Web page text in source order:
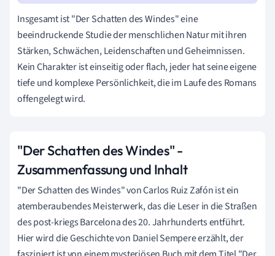
Insgesamt ist "Der Schatten des Windes" eine
beeindruckende Studie der menschlichen Natur mit ihren
Stärken, Schwächen, Leidenschaften und Geheimnissen.
Kein Charakter ist einseitig oder flach, jeder hat seine eigene
tiefe und komplexe Persönlichkeit, die im Laufe des Romans
offengelegt wird.
"Der Schatten des Windes" -
Zusammenfassung und Inhalt
"Der Schatten des Windes" von Carlos Ruiz Zafón ist ein
atemberaubendes Meisterwerk, das die Leser in die Straßen
des post-kriegs Barcelona des 20. Jahrhunderts entführt.
Hier wird die Geschichte von Daniel Sempere erzählt, der